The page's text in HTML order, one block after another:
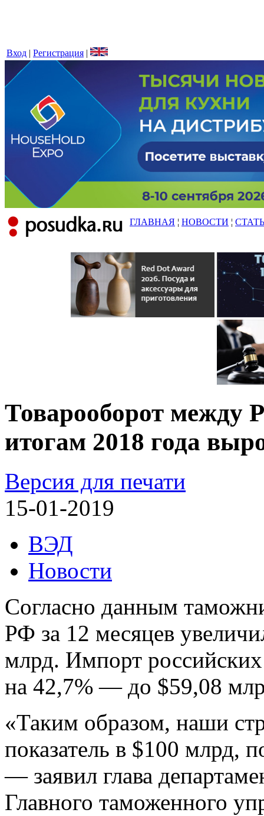
Вход | Регистрация |
ГЛАВНАЯ ¦ НОВОСТИ ¦
Товарооборот между
итогам 2018 года
Версия для печати
15-01-2019
ВЭД
Новости
Согласно данным
РФ за 12 месяцев
млрд. Импорт
на 42,7% — до $59,08
«Таким образом, наши
показатель в $100 млрд,
— заявил глава
Главного таможенного